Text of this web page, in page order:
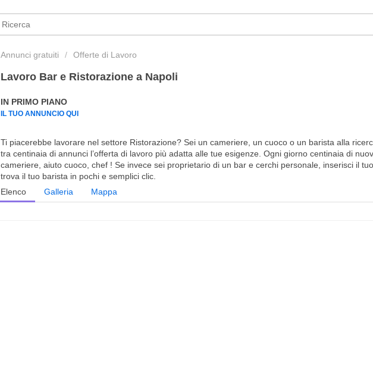
Annunci gratuiti Offerte di Lavoro
Lavoro Bar e Ristorazione a Napoli
IN PRIMO PIANO
IL TUO ANNUNCIO QUI
Ti piacerebbe lavorare nel settore Ristorazione? Sei un cameriere, un cuoco o un barista alla
tra centinaia di annunci l’offerta di lavoro più adatta alle tue esigenze. Ogni giorno centinaia di
cameriere, aiuto cuoco, chef ! Se invece sei proprietario di un bar e cerchi personale, inserisci il
trova il tuo barista in pochi e semplici clic.
Elenco
Galleria Mappa